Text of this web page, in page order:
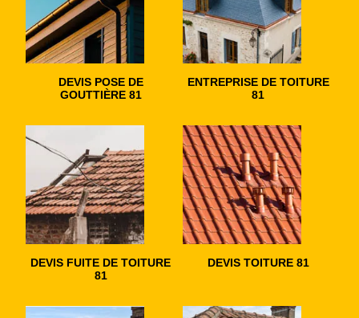
DEVIS POSE DE
GOUTTIÈRE 81
ENTREPRISE DE TOITURE
81
DEVIS FUITE DE TOITURE
81
DEVIS TOITURE 81